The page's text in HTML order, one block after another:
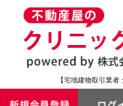
【宅地建物取引業